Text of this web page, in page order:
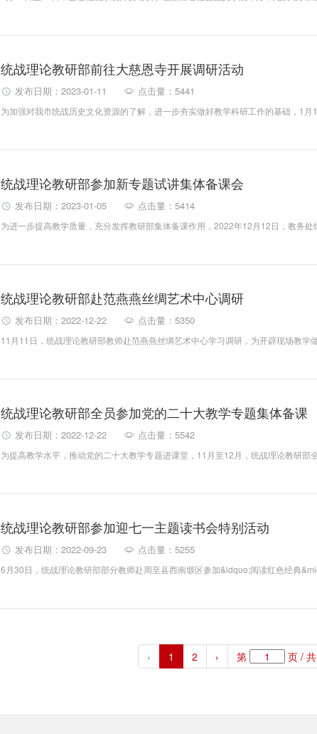
统战理论教研部前往大慈恩寺开展调研活动
发布日期：2023-01-11 点击量：5441
统战理论教研部参加新专题试讲集体备课会
发布日期：2023-01-05 点击量：5414
统战理论教研部赴范燕燕丝绸艺术中心调研
发布日期：2022-12-22 点击量：5350
统战理论教研部全员参加党的二十大教学专题集体备课
发布日期：2022-12-22 点击量：5542
统战理论教研部参加迎七一主题读书会特别活动
发布日期：2022-09-23 点击量：5255
‹ 1 2 › 第 页 / 共